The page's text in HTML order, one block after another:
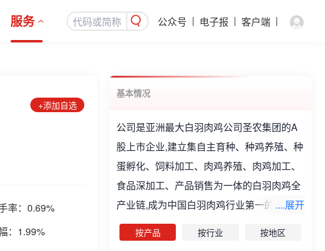
服务 公众号 电子报 客户端
+添加自选
率： 0.69%
： 1.99%
基本情况
公司是亚洲最大白羽肉鸡公司圣农集团的A
股上市企业,建立集自主育种、种鸡养殖、种
蛋孵化、饲料加工、肉鸡养殖、肉鸡加工、
食品深加工、产品销售为一体的白羽肉鸡全
产业链,成为中国白羽肉鸡行业第一的全产业
链集团。公司主要生产鸡肉及熟食,供应给餐
饮、食品工业、流通、零售、副品等市场领
....展开
按产品 按行业 按地区